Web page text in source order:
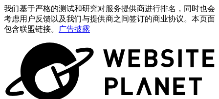
我们基于严格的测试和研究对服务提供商进行排名，同时也会
考虑用户反馈以及我们与提供商之间签订的商业协议。本页面
包含联盟链接。
广告披露